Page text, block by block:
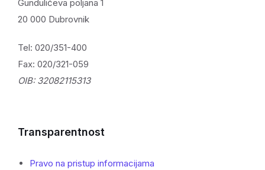
Gundulićeva poljana 1
20 000 Dubrovnik
Tel: 020/351-400
Fax: 020/321-059
OIB: 32082115313
Transparentnost
Pravo na pristup informacijama